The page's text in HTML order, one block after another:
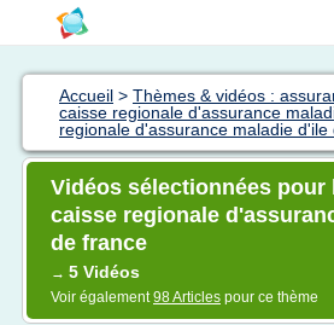
Accueil > Thèmes & vidéos :
caisse regionale d'assurance
regionale d'assurance maladie d'ile
Vidéos sélectionnées pour
caisse regionale
de france
→ 5 Vidéos
Voir également98 Articles pour ce thème